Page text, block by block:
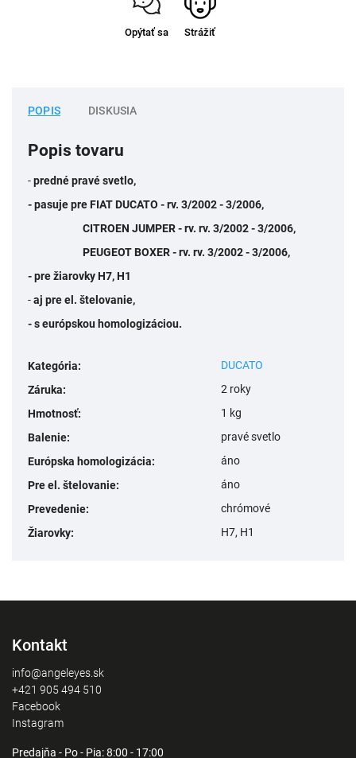
Opýtať sa Strážiť
POPIS DISKUSIA
Popis tovaru
-predné pravé svetlo,
- pasuje pre FIAT DUCATO - rv. 3/2002 - 3/2006,
CITROEN JUMPER - rv. rv. 3/2002 - 3/2006,
PEUGEOT BOXER - rv. rv. 3/2002 - 3/2006,
- pre žiarovky H7, H1
-aj pre el. štelovanie,
- s európskou homologizáciou.
Kategória:
DUCATO
Záruka:
2 roky
Hmotnosť:
1 kg
Balenie:
pravé svetlo
Európska homologizácia:
áno
Pre el. štelovanie:
áno
Prevedenie:
chrómové
Žiarovky: H7, H1
Kontakt
info@angeleyes.sk
+421 905 494 510
Facebook
Instagram
Predajňa - Po - Pia: 8:00 - 17:00